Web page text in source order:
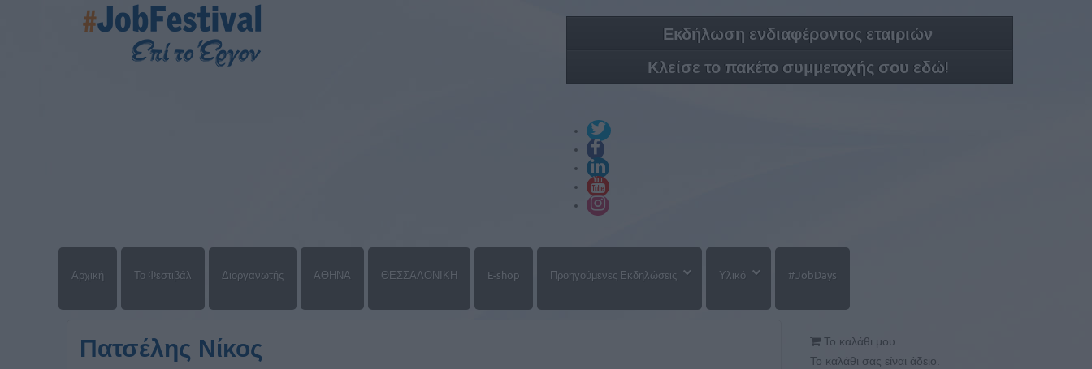
Εκδήλωση ενδιαφέροντος εταιριών
Κλείσε το πακέτο συμμετοχής σου εδώ!
Αρχική Το Φεστιβάλ Διοργανωτής ΑΘΗΝΑ ΘΕΣΣΑΛΟΝΙΚΗ E-shop Προηγούμενες Εκδηλώσεις Υλικό #JobDays
Πατσέλης Νίκος
Το καλάθι μου
Το καλάθι σας είναι άδειο.